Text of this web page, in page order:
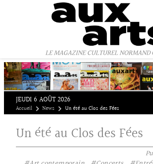
LE MAGAZINE CULTUREL NORMAND
JEUDI 6 AOÛT 2026
Accueil News Un été au Clos des Fées
Un été au Clos des Fées
Panneau de gestion des cookies